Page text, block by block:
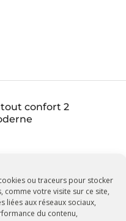
ou traceurs pour stocker
comme votre visite sur ce site,
liées aux réseaux sociaux,
du contenu,